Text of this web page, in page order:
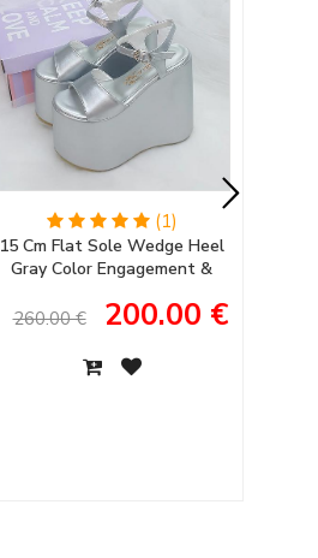
(1)
15 Cm Flat Sole Wedge Heel
Gray Color Engagement &
260.00 € 200.00 €